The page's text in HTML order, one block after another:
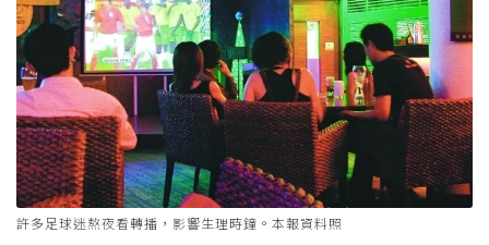
許多足球迷熬夜看轉播，影響生理時鐘。本報資料照